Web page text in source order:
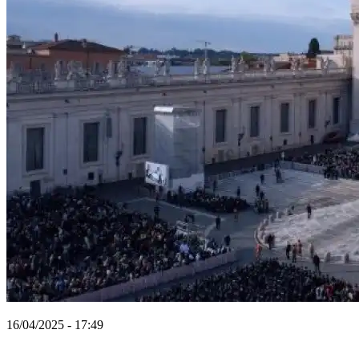
16/04/2025 - 17:49